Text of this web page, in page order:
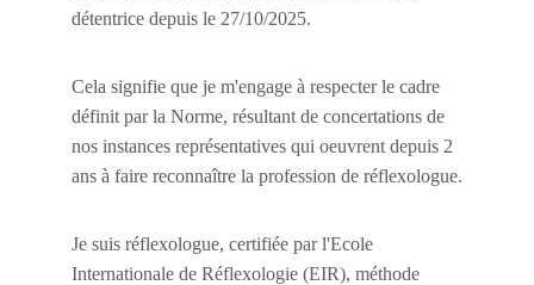
détentrice depuis le 27/10/2025.
Cela signifie que je m'engage à respecter le cadre
définit par la Norme, résultant de concertations de
nos instances représentatives qui oeuvrent depuis 2
ans à faire reconnaître la profession de réflexologue.
Je suis réflexologue, certifiée par l'Ecole
Internationale de Réflexologie (EIR), méthode